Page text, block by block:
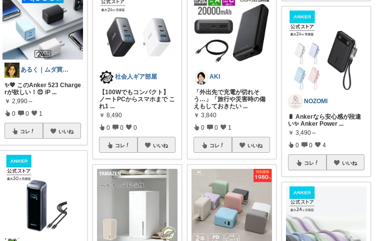
あるく｜ムダ買い減らす人
✨💖 このAnker 523 Charge
rが欲しい！😍 iP ...
￥ 2,990～
0 0 1
コレ いいね
社会人ギア部屋
【100Wでもコンパクト】
ノートPCからスマホまで こ
れ1 ...
￥ 8,490
0 0 0
コレ いいね
AKI
「外出先で充電が切れそ
う…」「旅行や災害時の備
えもしておきたい ...
￥ 3,840
0 0 1
コレ いいね
NOZOMI
🔋 Ankerなら安心感が段違
い✨ Anker Power...
￥ 3,490～
0 0 4
コレ いいね